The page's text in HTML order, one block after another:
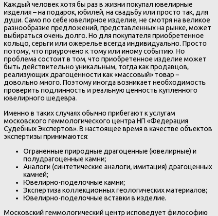
Каждый человек хотя бы раз в жизни покупал ювелирные
изделия – на подарок, юбилей, на свадьбу или просто так, для
души. Само по себе ювелирное изделие, не смотря на великое
разнообразие предложений, представленных на рынке, может
выбираться очень долго. Но для покупателя приобретенное
кольцо, серьги или ожерелье всегда индивидуально. Просто
потому, что приурочено к тому или иному событию. Но
проблема состоит в том, что приобретенное изделие может
быть действительно уникальным, тогда как продавцов,
реализующих драгоценности как «массовый» товар –
довольно много. Поэтому иногда возникает необходимость
проверить подлинность и реальную ценность купленного
ювелирного шедевра.
Именно в таких случаях обычно прибегают к услугам
московского геммологического центра НП «Федерация
Судебных Экспертов». В настоящее время в качестве объектов
экспертизы принимаются:
Ограненные природные драгоценные (ювелирные) и
полудрагоценные камни;
Аналоги (синтетические аналоги, имитация) драгоценных
камней;
Ювелирно-поделочные камни;
Экспертиза коллекционных геологических материалов;
Ювелирно-поделочные вставки в изделие.
Московский геммологический центр исповедует философию